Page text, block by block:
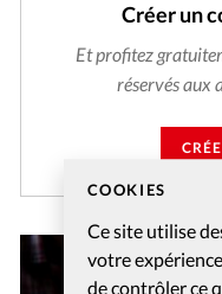
COOKIES
Ce site utilise
votre
de contrôler ce
Créer un
Et profitez
réservés aux